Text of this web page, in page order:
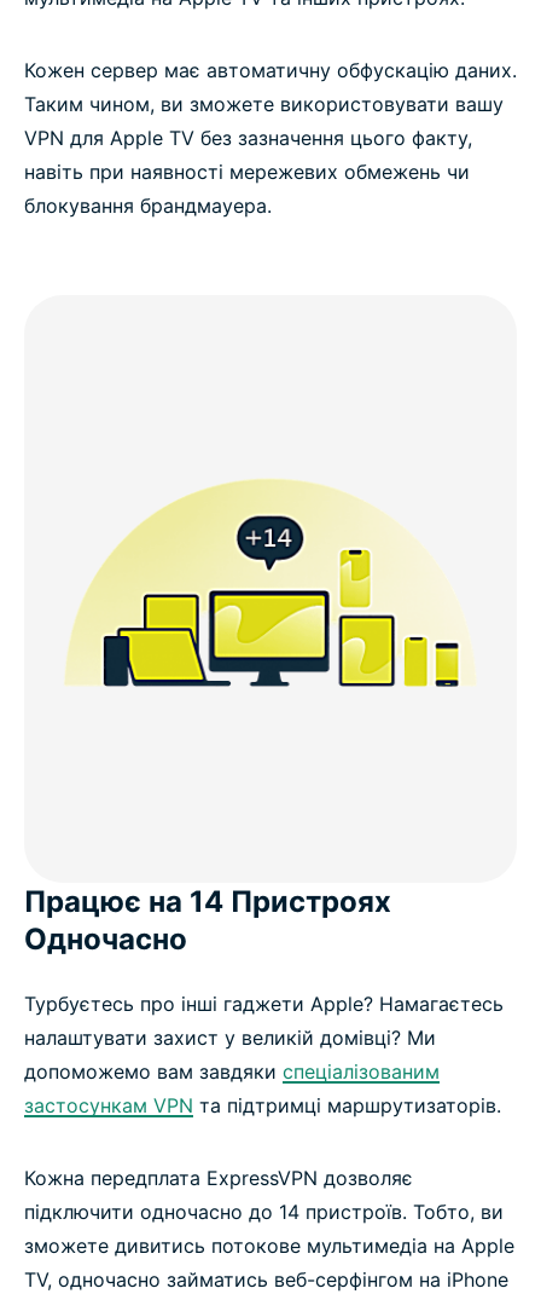
Кожен сервер має автоматичну обфускацію даних.
Таким чином, ви зможете використовувати вашу
VPN для Apple TV без зазначення цього факту,
навіть при наявності мережевих обмежень чи
блокування брандмауера.
Працює на 14 Пристроях
Одночасно
Турбуєтесь про інші гаджети Apple? Намагаєтесь
налаштувати захист у великій домівці? Ми
допоможемо вам завдяки спеціалізованим
застосункам VPN та підтримці маршрутизаторів.
Кожна передплата ExpressVPN дозволяє
підключити одночасно до 14 пристроїв. Тобто, ви
зможете дивитись потокове мультимедіа на Apple
TV, одночасно займатись веб-серфінгом на iPhone